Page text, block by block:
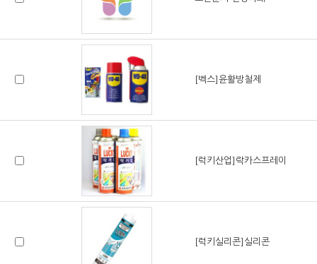
[벡스]윤활방철제
[럭키산업]락카스프레이
[럭키실리콘]실리콘